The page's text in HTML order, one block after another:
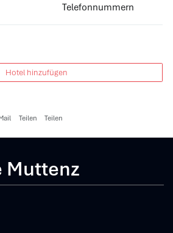
Telefonnummern
Hotel hinzufügen
Teilen Teilen
Muttenz